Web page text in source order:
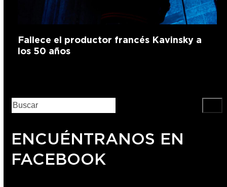
Fallece el productor francés Kavinsky a
los 50 años
ENCUÉNTRANOS EN
FACEBOOK